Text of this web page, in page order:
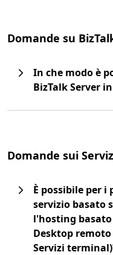
Domande su
In che modo è
BizTalk Server
Domande sui
È possibile per i
servizio basato
l'hosting
Desktop
Servizi